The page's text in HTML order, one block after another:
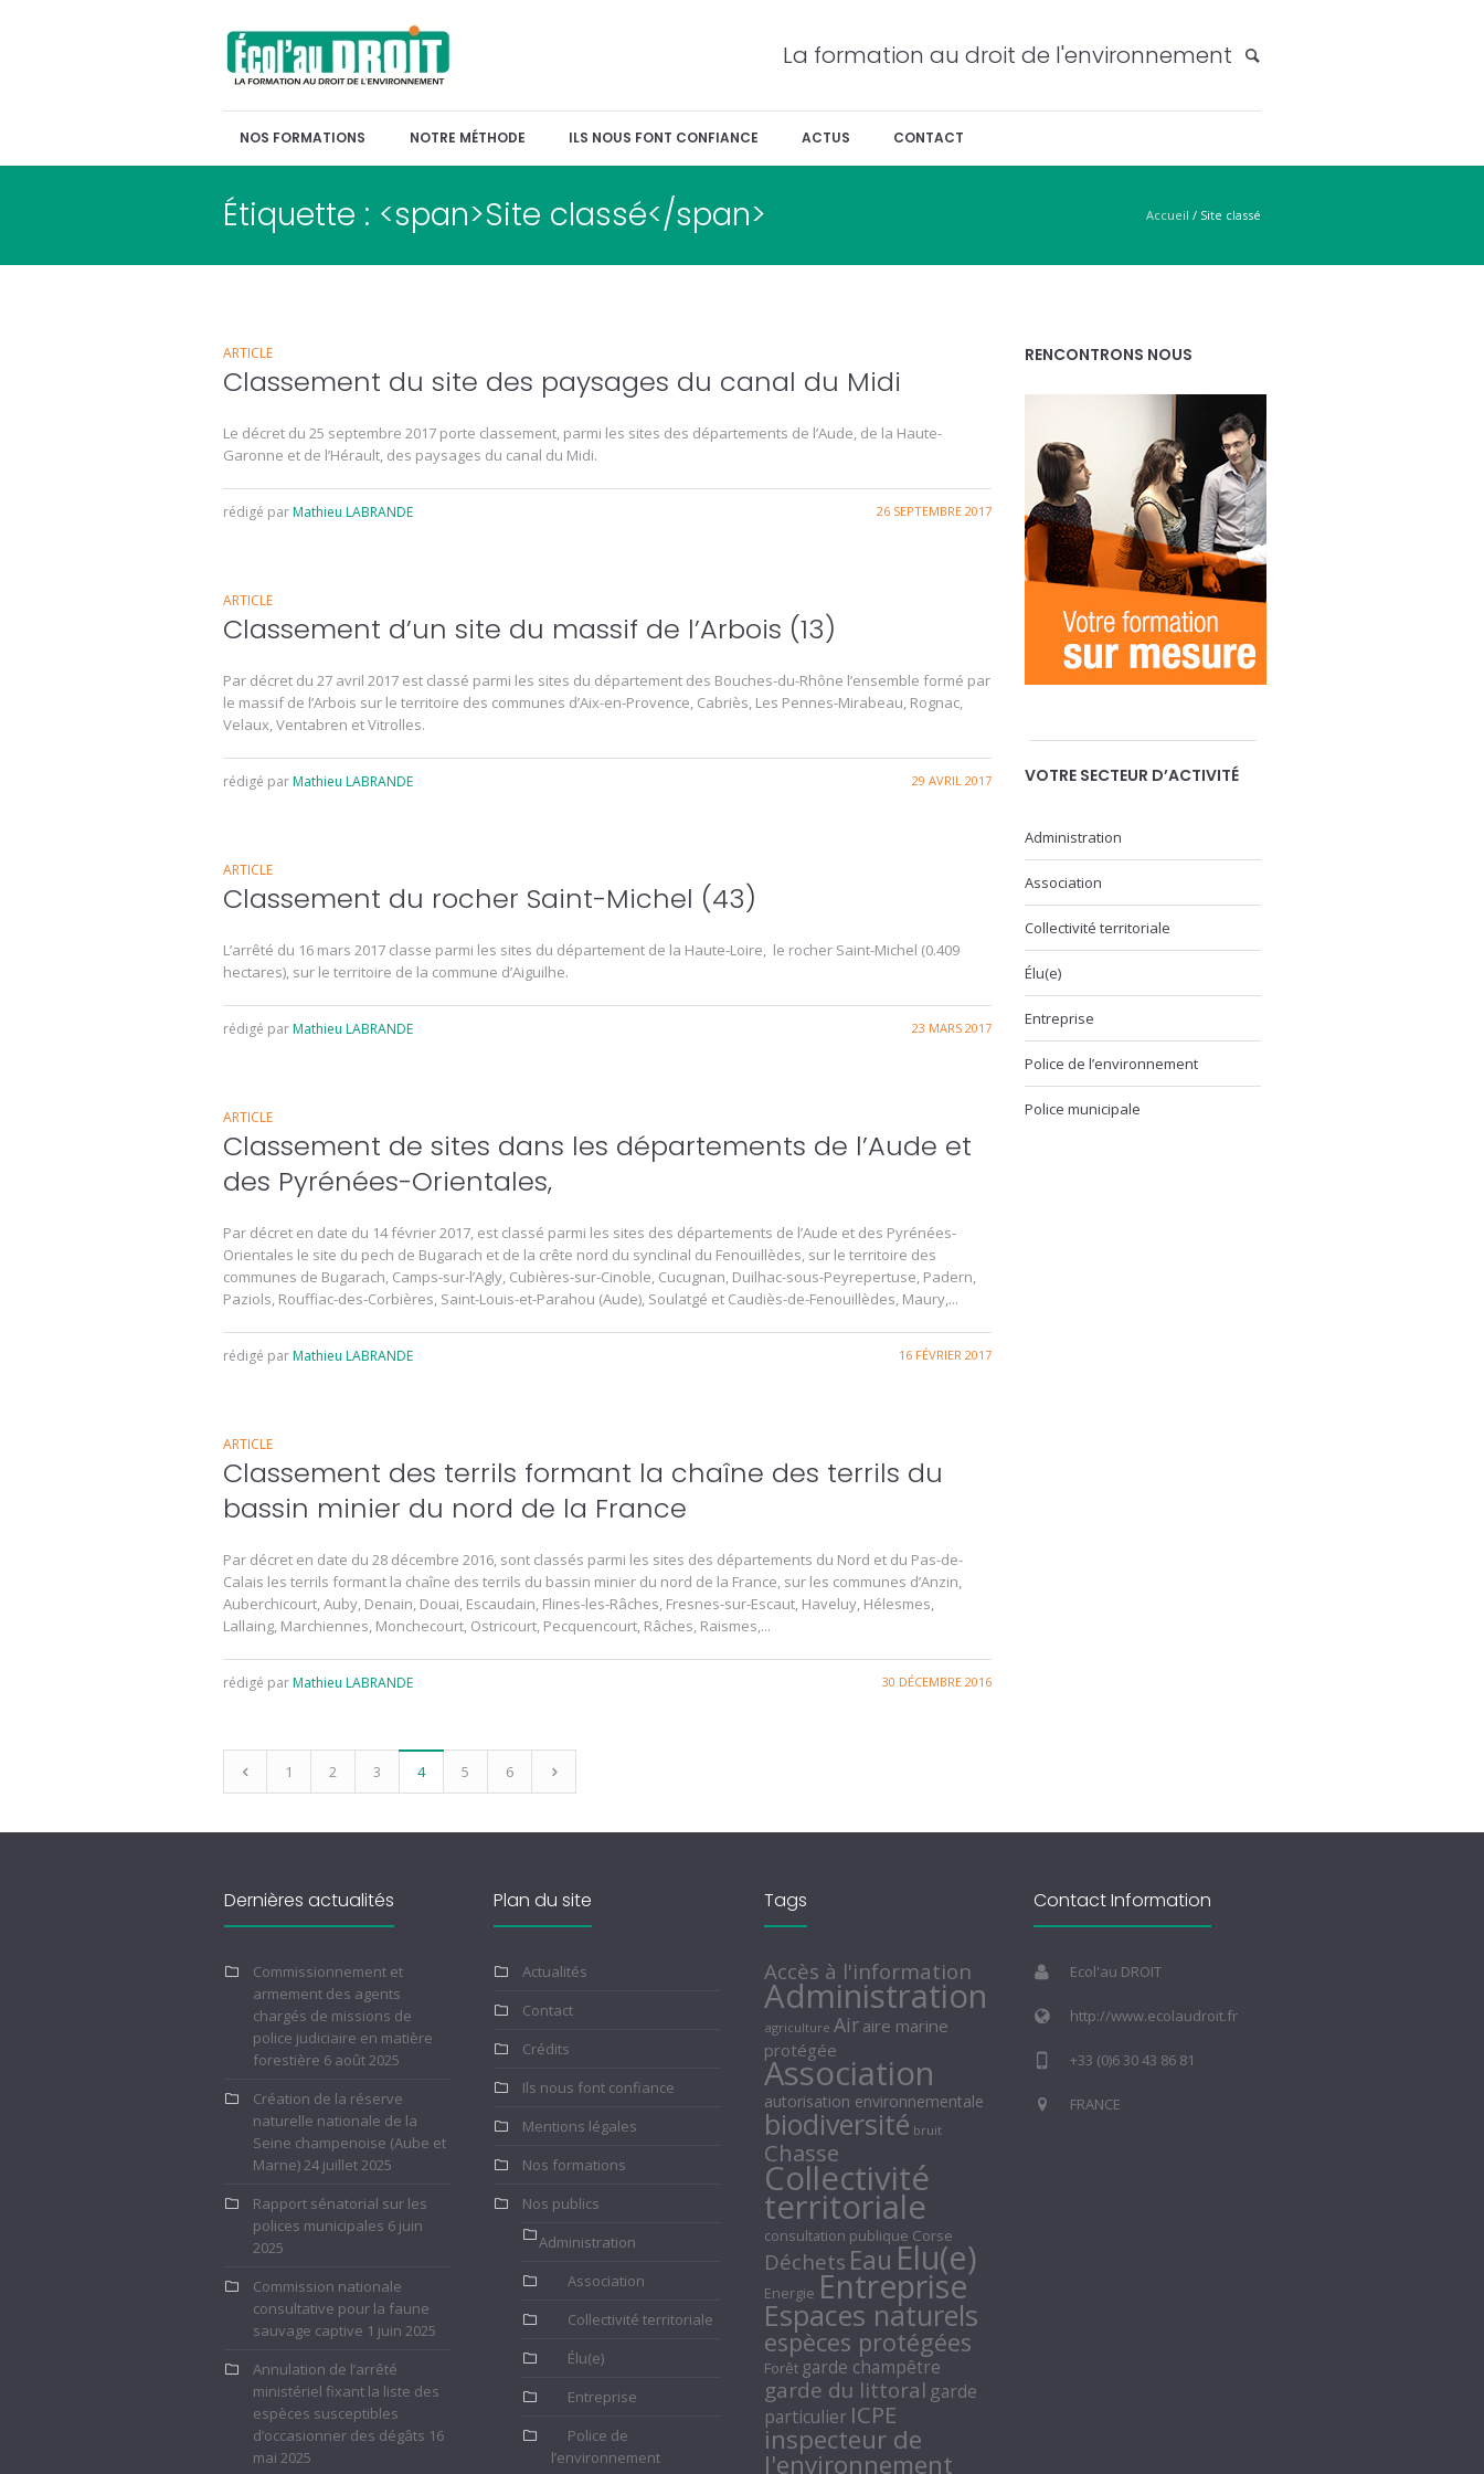
La formation au droit de l'environnement
NOS FORMATIONS NOTRE MÉTHODE ILS NOUS FONT CONFIANCE ACTUS CONTACT
Étiquette : <span>Site classé</span> Accueil / Site classé
ARTICLE
Classement du site des paysages du canal du Midi
Le décret du 25 septembre 2017 porte classement, parmi les sites des départements de l’Aude, de la Haute-
Garonne et de l’Hérault, des paysages du canal du Midi.
26 SEPTEMBRE 2017
rédigé parMathieu LABRANDE
ARTICLE
Classement d’un site du massif de l’Arbois (13)
Par décret du 27 avril 2017 est classé parmi les sites du département des Bouches-du-Rhône l’ensemble formé par
le massif de l’Arbois sur le territoire des communes d’Aix-en-Provence, Cabriès, Les Pennes-Mirabeau, Rognac,
Velaux, Ventabren et Vitrolles.
29 AVRIL 2017
rédigé parMathieu LABRANDE
ARTICLE
Classement du rocher Saint-Michel (43)
L’arrêté du 16 mars 2017 classe parmi les sites du département de la Haute-Loire, le rocher Saint-Michel (0.409
hectares), sur le territoire de la commune d’Aiguilhe.
23 MARS 2017
rédigé parMathieu LABRANDE
ARTICLE
Classement de sites dans les départements de l’Aude et
des Pyrénées-Orientales,
Par décret en date du 14 février 2017, est classé parmi les sites des départements de l’Aude et des Pyrénées-
Orientales le site du pech de Bugarach et de la crête nord du synclinal du Fenouillèdes, sur le territoire des
communes de Bugarach, Camps-sur-l’Agly, Cubières-sur-Cinoble, Cucugnan, Duilhac-sous-Peyrepertuse, Padern,
Paziols, Rouffiac-des-Corbières, Saint-Louis-et-Parahou (Aude), Soulatgé et Caudiès-de-Fenouillèdes, Maury,...
16 FÉVRIER 2017
rédigé parMathieu LABRANDE
ARTICLE
Classement des terrils formant la chaîne des terrils du
bassin minier du nord de la France
Par décret en date du 28 décembre 2016, sont classés parmi les sites des départements du Nord et du Pas-de-
Calais les terrils formant la chaîne des terrils du bassin minier du nord de la France, sur les communes d’Anzin,
Auberchicourt, Auby, Denain, Douai, Escaudain, Flines-les-Râches, Fresnes-sur-Escaut, Haveluy, Hélesmes,
Lallaing, Marchiennes, Monchecourt, Ostricourt, Pecquencourt, Râches, Raismes,...
30 DÉCEMBRE 2016
rédigé parMathieu LABRANDE
1 2 3 4 5 6
RENCONTRONS NOUS
VOTRE SECTEUR D’ACTIVITÉ
Administration
Association
Collectivité territoriale
Élu(e)
Entreprise
Police de l’environnement
Police municipale
Dernières actualités
Commissionnement et
armement des agents
chargés de missions de
police judiciaire en matière
forestière 6 août 2025
Création de la réserve
naturelle nationale de la
Seine champenoise (Aube et
Marne)24 juillet 2025
Rapport sénatorial sur les
polices municipales 6 juin
2025
Commission nationale
consultative pour la faune
sauvage captive 1 juin 2025
Annulation de l’arrêté
ministériel fixant la liste des
espèces susceptibles
d’occasionner des dégâts 16
mai 2025
Plan du site
Actualités
Contact
Crédits
Ils nous font confiance
Mentions légales
Nos formations
Nos publics
Administration
Association
Collectivité territoriale
Élu(e)
Entreprise
Police de
l’environnement
Tags
Accès à l'information
Administration
agriculture Air aire marine
protégée
Association
autorisation environnementale
biodiversité bruit
Chasse
Collectivité
territoriale
consultation publique Corse
Déchets Eau Elu(e)
Energie Entreprise
Espaces naturels
espèces protégées
Forêt garde champêtre
garde du littoral garde
particulier ICPE
inspecteur de
l'environnement
Contact Information
Ecol'au DROIT
http://www.ecolaudroit.fr
+33 (0)6 30 43 86 81
FRANCE